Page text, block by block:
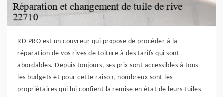
RD PRO est un couvreur qui propose de procéder à la
réparation de vos rives de toiture à des tarifs qui sont
abordables. Depuis toujours, ses prix sont accessibles à tous
les budgets et pour cette raison, nombreux sont les
propriétaires qui lui confient la remise en état de leurs tuiles